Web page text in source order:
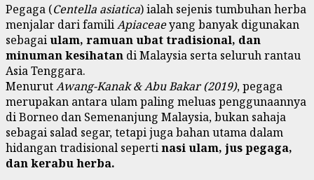
Pegaga (Centella asiatica) ialah sejenis tumbuhan herba
menjalar dari familiApiaceaeyang banyak digunakan
sebagaiulam, ramuan ubat tradisional, dan
minuman kesihatan di Malaysia serta seluruh rantau
Asia Tenggara.
MenurutAwang-Kanak & Abu Bakar (2019), pegaga
merupakan antara ulam paling meluas penggunaannya
di Borneo dan Semenanjung Malaysia, bukan sahaja
sebagai salad segar, tetapi juga bahan utama dalam
hidangan tradisional sepertinasi ulam, jus pegaga,
dan kerabu herba.